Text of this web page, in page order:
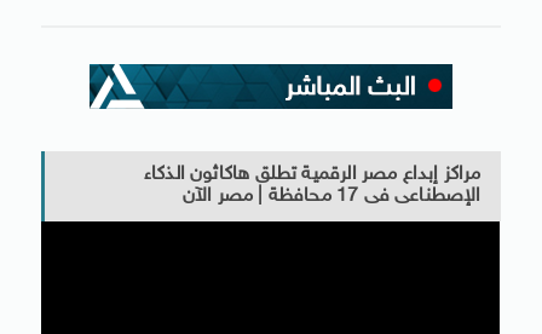
مراكز إبداع مصر الرقمية تطلق هاكاثون الذكاء
الإصطناعى فى 17 محافظة | مصر الآن